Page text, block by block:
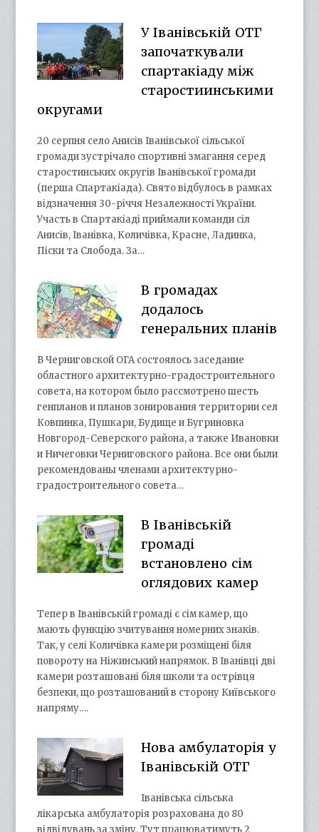
У Іванівській ОТГ
започаткували
спартакіаду між
старостиинськими
округами
20 серпня село Анисів Іванівської сільської
громади зустрічало спортивні змагання серед
старостинських округів Іванівської громади
(перша Спартакіада). Свято відбулось в рамках
відзначення 30-річчя Незалежності України.
Участь в Спартакіаді приймали команди сіл
Анисів, Іванівка, Количівка, Красне, Ладинка,
Піски та Слобода. За…
В громадах
додалось
генеральних планів
В Черниговской ОГА состоялось заседание
областного архитектурно-градостроительного
совета, на котором было рассмотрено шесть
генпланов и планов зонирования территории сел
Ковпинка, Пушкари, Будище и Бугриновка
Новгород-Северского района, а также Ивановки
и Ничеговки Черниговского района. Все они были
рекомендованы членами архитектурно-
градостроительного совета…
В Іванівській
громаді
встановлено сім
оглядових камер
Тепер в Іванівській громаді є сім камер, що
мають функцію зчитування номерних знаків.
Так, у селі Количівка камери розміщені біля
повороту на Ніжинський напрямок. В Іванівці дві
камери розташовані біля школи та острівця
безпеки, що розташований в сторону Київського
напряму….
Нова амбулаторія у
Іванівській ОТГ
Іванівська сільська
лікарська амбулаторія розрахована до 80